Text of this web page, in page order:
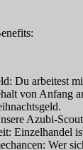
Du arbeitest
von Anfang
Azubi-
Einzelhandel
Wer